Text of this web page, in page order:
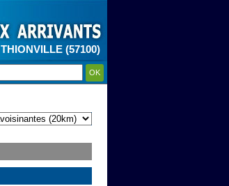
THIONVILLE (57100)
OK